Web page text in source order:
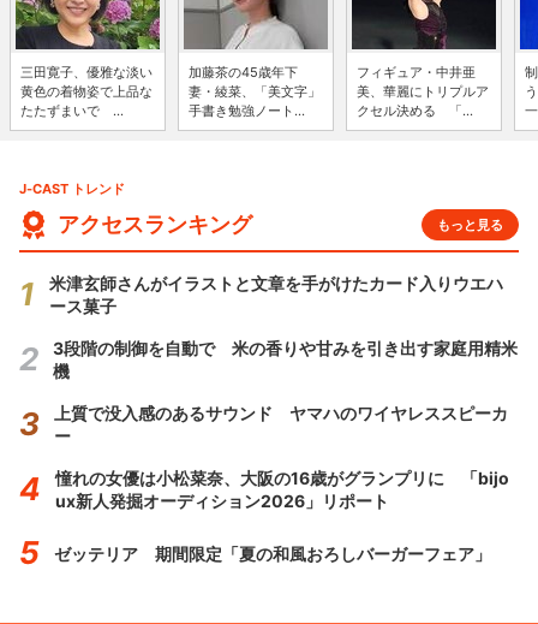
三田寛子、優雅な淡い
黄色の着物姿で上品な
たたずまいで ...
加藤茶の45歳年下
妻・綾菜、「美文字」
手書き勉強ノート...
フィギュア・中井亜
美、華麗にトリプルア
クセル決める 「...
J-CAST トレンド
アクセスランキング もっと見る
米津玄師さんがイラストと文章を手がけたカード入りウエハ
ース菓子
3段階の制御を自動で 米の香りや甘みを引き出す家庭用精米
機
上質で没入感のあるサウンド ヤマハのワイヤレススピーカ
ー
憧れの女優は小松菜奈、大阪の16歳がグランプリに 「bijo
ux新人発掘オーディション2026」リポート
ゼッテリア 期間限定「夏の和風おろしバーガーフェア」